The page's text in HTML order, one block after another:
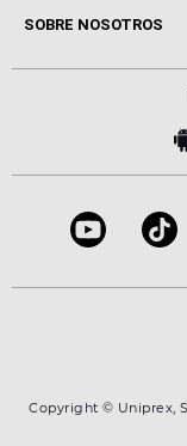
Locutores Europa
Cine y Televisión
Virales
SOBRE NOSOTROS
Bases de
Copyright © Uniprex,